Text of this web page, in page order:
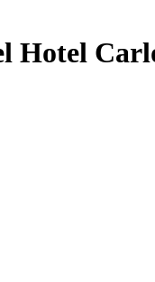
Hotel